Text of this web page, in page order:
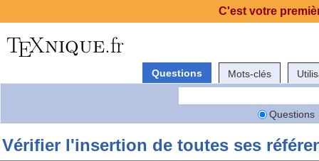
Questions Mots-clés
Questions
Vérifier l'insertion de toutes ses
C'est votre